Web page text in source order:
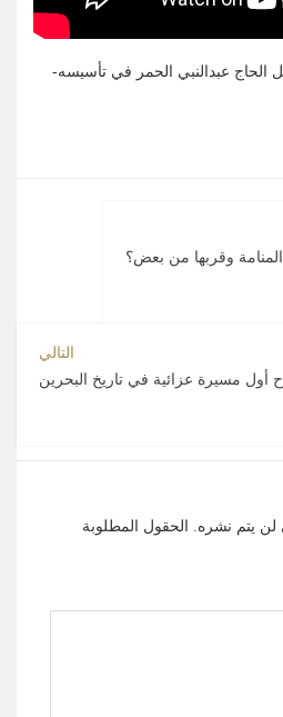
الحاج عبدالنبي الحمر في تأسيسه-
وقربها من بعض؟
التالي
أول مسيرة عزائية في تاريخ البحرين
لن يتم نشره. الحقول المطلوبة